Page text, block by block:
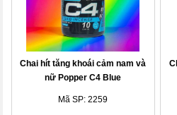
Chai hít tăng khoái cảm nam và
nữ Popper C4 Blue
Mã SP: 2259